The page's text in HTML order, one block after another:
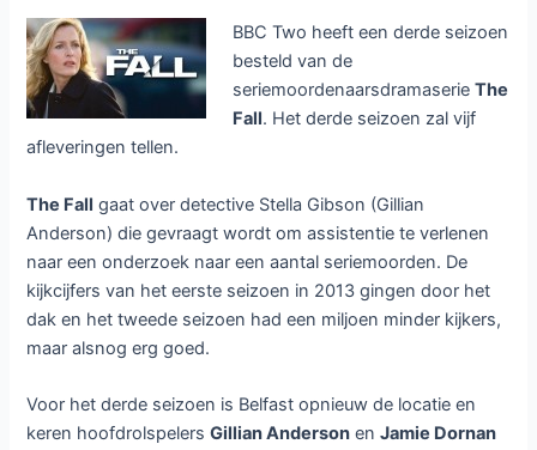
BBC Two heeft een derde seizoen
besteld van de
seriemoordenaarsdramaserieThe
Fall. Het derde seizoen zal vijf
afleveringen tellen.
The Fall gaat over detective Stella Gibson (Gillian
Anderson) die gevraagt wordt om assistentie te verlenen
naar een onderzoek naar een aantal seriemoorden. De
kijkcijfers van het eerste seizoen in 2013 gingen door het
dak en het tweede seizoen had een miljoen minder kijkers,
maar alsnog erg goed.
Voor het derde seizoen is Belfast opnieuw de locatie en
keren hoofdrolspelersGillian Anderson enJamie Dornan